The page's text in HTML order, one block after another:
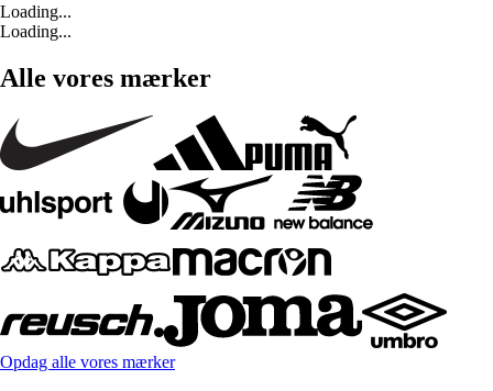
Loading...
Loading...
Alle vores mærker
Opdag alle vores mærker